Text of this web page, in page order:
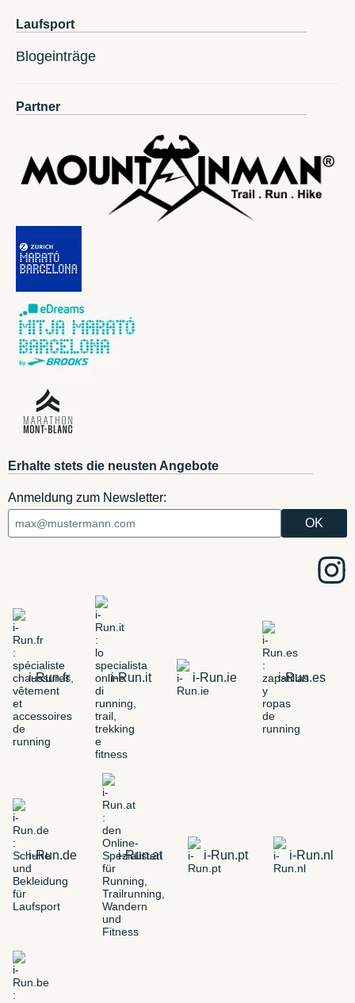
Laufsport
Blogeinträge
Partner
Erhalte stets die neusten Angebote
Anmeldung zum Newsletter:
i-Run.fr i-Run.it i-Run.ie i-Run.es
i-Run.de i-Run.at i-Run.pt i-Run.nl